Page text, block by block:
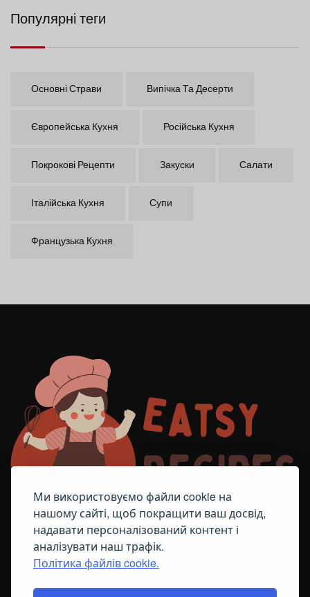
Ми використовуємо файли cookie на
нашому сайті, щоб покращити ваш досвід,
надавати персоналізований контент і
аналізувати наш трафік.
Політика файлів cookie.
Популярні теги
Основні Страви Випічка Та Десерти
Європейська Кухня Російська Кухня
Покрокові Рецепти Закуски Салати
Італійська Кухня Супи
Французька Кухня